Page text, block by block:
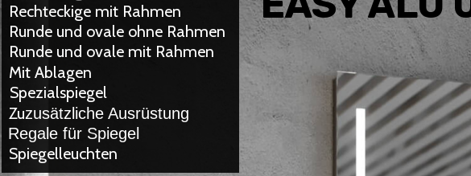
FÜR BADEZIMMER
FÜR GARTEN
BAD ZUBEHÖR
BELEUCHTUNG
ALUMINIUM PROFILE
Rechteckige mit Rahmen
Runde und ovale ohne Rahmen
Runde und ovale mit Rahmen
Mit Ablagen
Spezialspiegel
Zuzusätzliche Ausrüstung
Regale für Spiegel
Spiegelleuchten